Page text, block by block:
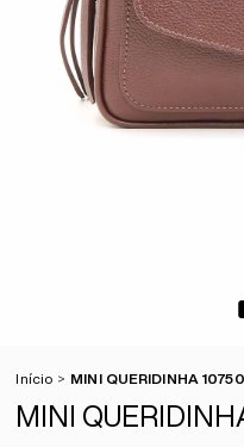
Início MINI QUERIDINHA
MINI